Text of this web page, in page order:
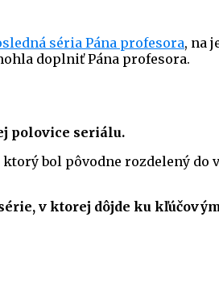
séria Pána profesora, na
doplniť Pána profesora.
polovice seriálu.
bol pôvodne rozdelený
v ktorej dôjde ku